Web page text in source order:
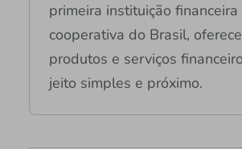
primeira instituição financeira
cooperativa do Brasil,
produtos e serviços
jeito simples e próximo.